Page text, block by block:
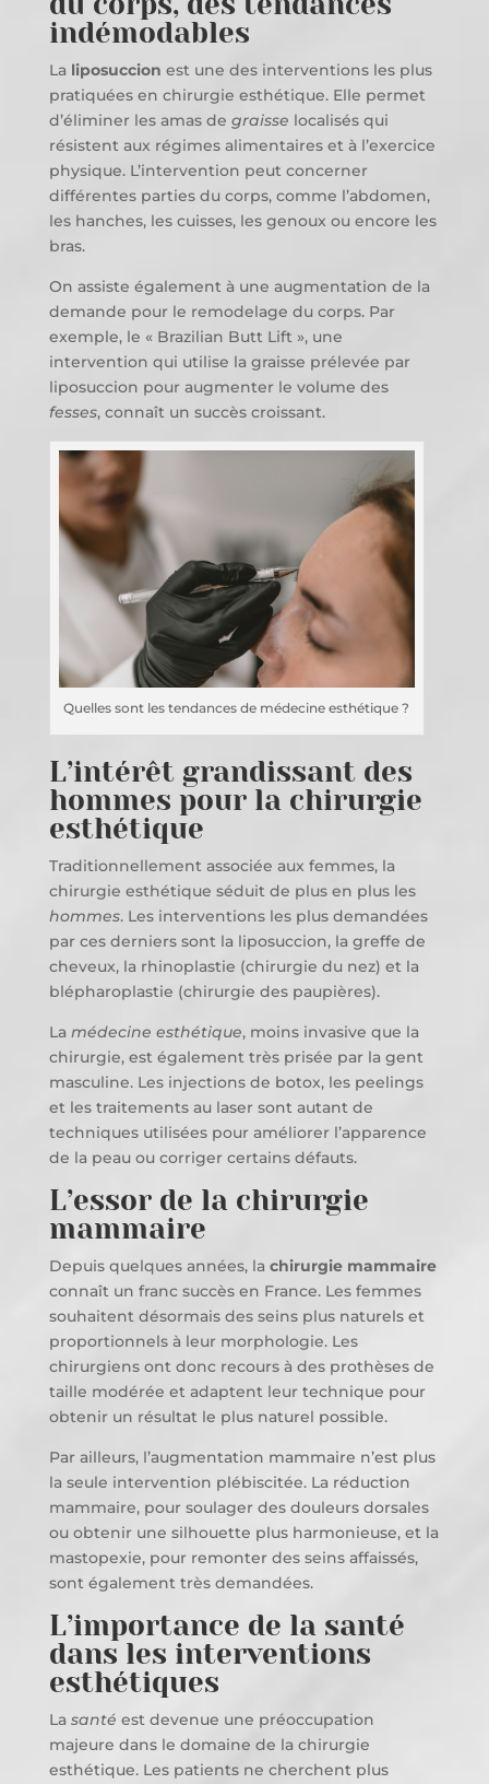
indémodables
La liposuccion est une des interventions les plus
pratiquées en chirurgie esthétique. Elle permet
d’éliminer les amas de graisse localisés qui
résistent aux régimes alimentaires et à l’exercice
physique. L’intervention peut concerner
différentes parties du corps, comme l’abdomen,
les hanches, les cuisses, les genoux ou encore les
bras.
On assiste également à une augmentation de la
demande pour le remodelage du corps. Par
exemple, le « Brazilian Butt Lift », une
intervention qui utilise la graisse prélevée par
liposuccion pour augmenter le volume des
fesses, connaît un succès croissant.
Quelles sont les tendances de médecine esthétique ?
L’intérêt grandissant des
hommes pour la chirurgie
esthétique
Traditionnellement associée aux femmes, la
chirurgie esthétique séduit de plus en plus les
hommes. Les interventions les plus demandées
par ces derniers sont la liposuccion, la greffe de
cheveux, la rhinoplastie (chirurgie du nez) et la
blépharoplastie (chirurgie des paupières).
La médecine esthétique, moins invasive que la
chirurgie, est également très prisée par la gent
masculine. Les injections de botox, les peelings
et les traitements au laser sont autant de
techniques utilisées pour améliorer l’apparence
de la peau ou corriger certains défauts.
L’essor de la chirurgie
mammaire
Depuis quelques années, la chirurgie mammaire
connaît un franc succès en France. Les femmes
souhaitent désormais des seins plus naturels et
proportionnels à leur morphologie. Les
chirurgiens ont donc recours à des prothèses de
taille modérée et adaptent leur technique pour
obtenir un résultat le plus naturel possible.
Par ailleurs, l’augmentation mammaire n’est plus
la seule intervention plébiscitée. La réduction
mammaire, pour soulager des douleurs dorsales
ou obtenir une silhouette plus harmonieuse, et la
mastopexie, pour remonter des seins affaissés,
sont également très demandées.
L’importance de la santé
dans les interventions
esthétiques
La santé est devenue une préoccupation
majeure dans le domaine de la chirurgie
esthétique. Les patients ne cherchent plus